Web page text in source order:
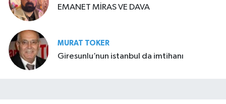
EMANET MİRAS VE DAVA
MURAT TOKER
Giresunlu’nun istanbul da imtihanı